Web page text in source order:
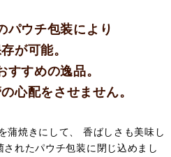
パウチ包装により
が可能。
すすめの逸品。
心配をさせません。
蒲焼きにして、 香ばしさも美味し
れたパウチ包装に閉じ込めまし